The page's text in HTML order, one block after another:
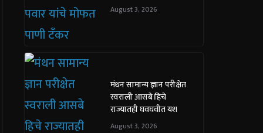
August 3, 2026
मंथन सामान्य ज्ञान परीक्षेत
स्वराली आसबे हिचे
राज्यातही घवघवीत यश
August 3, 2026